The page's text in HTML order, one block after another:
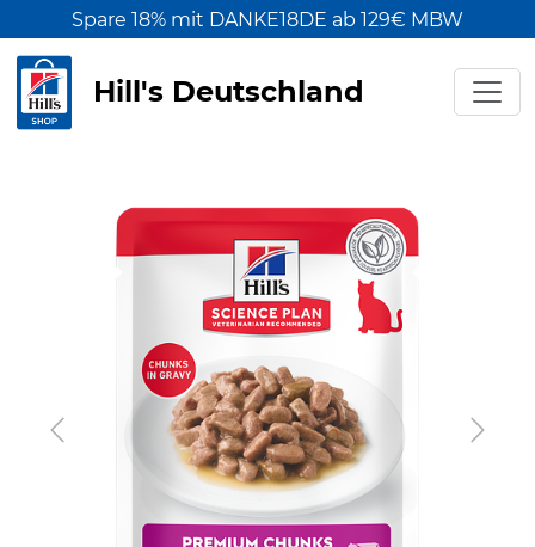
Spare 18% mit DANKE18DE ab 129€ MBW
Hill's Deutschland
Previous Next